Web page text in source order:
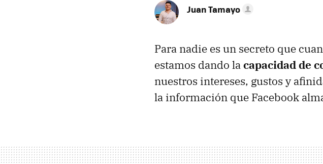
Juan Tamayo
Para nadie es un secreto que
estamos dando lacapacidad de
nuestros intereses, gustos y
la información que Facebook